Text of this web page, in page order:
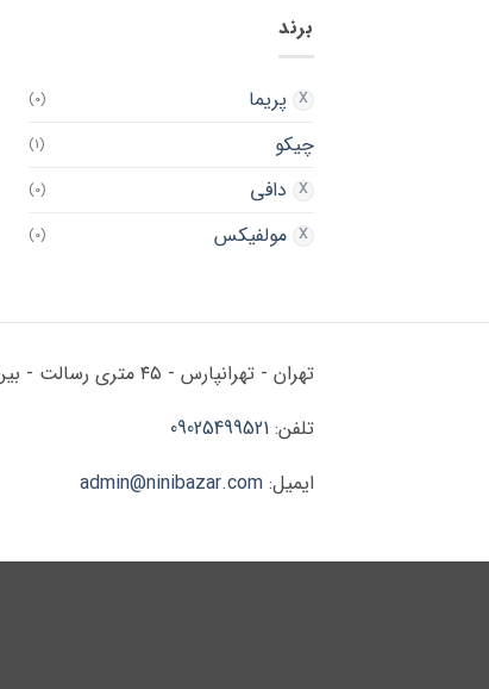
برند
پریما (0)
چیکو (1)
دافی (0)
مولفیکس (0)
تهران - تهرانپارس - ۴۵ متری رسالت - بین رشید و زرین - پلاک ۱۷۸
تلفن: 09025499521
ایمیل: admin@ninibazar.com